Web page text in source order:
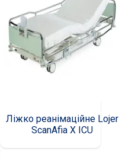
Ліжко реанімаційне Lojer
ScanAfia X ICU